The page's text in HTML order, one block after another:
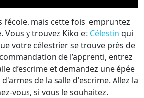
l’école, mais cette fois, empruntez
Vous y trouvez Kiko et Célestin qui
votre célestrier se trouve près de
de l’apprenti, entrez
d’escrime et demandez une épée
de la salle d'escrime. Allez la
vous, si vous le souhaitez.